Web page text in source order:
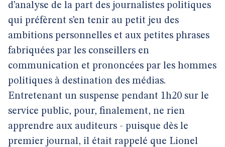
d’analyse de la part des journalistes politiques
qui préfèrent s’en tenir au petit jeu des
ambitions personnelles et aux petites phrases
fabriquées par les conseillers en
communication et prononcées par les hommes
politiques à destination des médias.
Entretenant un suspense pendant 1h20 sur le
service public, pour, finalement, ne rien
apprendre aux auditeurs - puisque dès le
premier journal, il était rappelé que Lionel